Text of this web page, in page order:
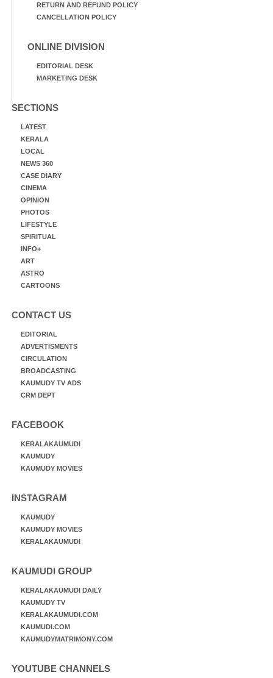
RETURN AND REFUND POLICY
CANCELLATION POLICY
ONLINE DIVISION
EDITORIAL DESK
MARKETING DESK
SECTIONS
LATEST
KERALA
LOCAL
NEWS 360
CASE DIARY
CINEMA
OPINION
PHOTOS
LIFESTYLE
SPIRITUAL
INFO+
ART
ASTRO
CARTOONS
CONTACT US
EDITORIAL
ADVERTISMENTS
CIRCULATION
BROADCASTING
KAUMUDY TV ADS
CRM DEPT
FACEBOOK
KERALAKAUMUDI
KAUMUDY
KAUMUDY MOVIES
INSTAGRAM
KAUMUDY
KAUMUDY MOVIES
KERALAKAUMUDI
KAUMUDI GROUP
KERALAKAUMUDI DAILY
KAUMUDY TV
KERALAKAUMUDI.COM
KAUMUDI.COM
KAUMUDYMATRIMONY.COM
YOUTUBE CHANNELS